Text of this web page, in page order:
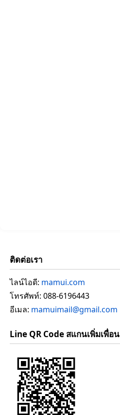
ติดต่อเรา
ไลน์ไอดี: mamui.com
โทรศัพท์: 088-6196443
อีเมล: mamuimail@gmail.com
Line QR Code สแกนเพิ่มเพื่อน